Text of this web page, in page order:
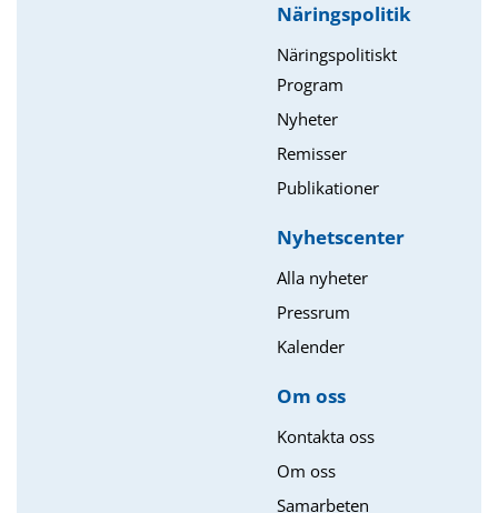
Näringspolitik
Näringspolitiskt
Program
Nyheter
Remisser
Publikationer
Nyhetscenter
Alla nyheter
Pressrum
Kalender
Om oss​
Kontakta oss
Om oss
Samarbeten